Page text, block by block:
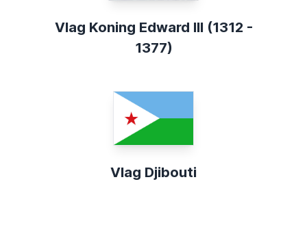
Vlag Koning Edward III (1312 -
1377)
Vlag Djibouti